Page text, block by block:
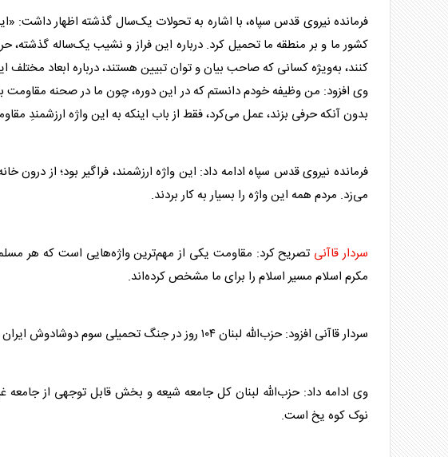
فرمانده نیروی قدس سپاه، با اشاره به تحولات یک‌سال گذشته اظهار داشت:
کشور ما و بر منطقه ما تحمیل کرد. درباره این فراز و نشیب یک‌ساله
کنند، به‌ویژه کسانی که صاحب بیان و توان تبیین هستند، درباره ابعاد
وی افزود: من وظیفه خودم دانستم که در این دوره، چون ما در صحنه مقاومت
بدون آنکه حرفی بزند، عمل می‌کرد، فقط از باب اینکه به این واژه ارزشمندِ
فرمانده نیروی قدس سپاهادامه داد: این واژه ارزشمند، فراگیر بود؛ از درون
می‌زد. مردم همه این واژه را بسیار به کار بردند.
سردار قاآنی تصریح کرد: مقاومت یکی از مهم‌ترین واژه‌هایی است که هر
مکرم اسلام مسیر اسلام را برای ما مشخص کرده‌اند.
سردار قاآنی افزود: حزب‌الله لبنان ۱۰۴ روز در جنگ تحمیلی سوم دوشادوش ایران جنگید؛ کسی نمی‌تواند مقابل حزب‌الله لبنان ایستادگی کند.
وی ادامه داد: حزب‌الله لبنان کل جامعه شیعه و بخش قابل توجهی از جامعه
نوک کوه یخ است.